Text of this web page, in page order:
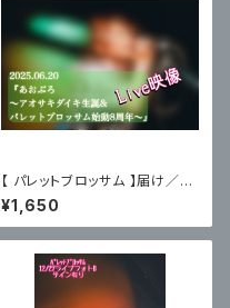
【 パレットブロッサム 】届け／あ
おぶろ（2025.06.20）限定ブロ
マイド付
¥1,650